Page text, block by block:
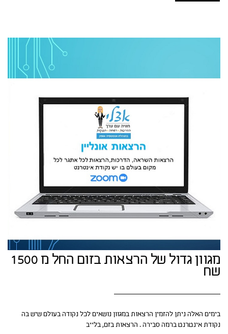
מגוון גדול של הרצאות בזום החל מ 1500
שח
בימים האלה ניתן להזמין הרצאות במגוון נושאים לכל נקודה בעולם שיש בה
נקודת אינטרנט ברמה סבירה . הרצאות בזם, בלייב